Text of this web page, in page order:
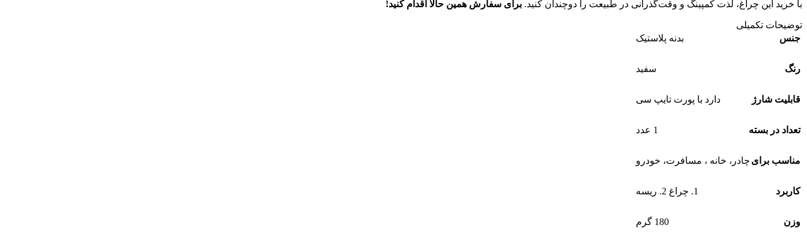
با خرید این چراغ، لذت کمپینگ و وقت‌گذرانی در طبیعت را دوچندان کنید. برای سفارش همین حالا اقدام کنید!
توضیحات تکمیلی
جنس
بدنه پلاستیک
رنگ سفید
قابلیت شارژ دارد با پورت تایپ سی
تعداد در بسته 1 عدد
مناسب برای چادر، خانه ، مسافرت، خودرو
کاربرد 1. چراغ 2. ریسه
وزن 180 گرم